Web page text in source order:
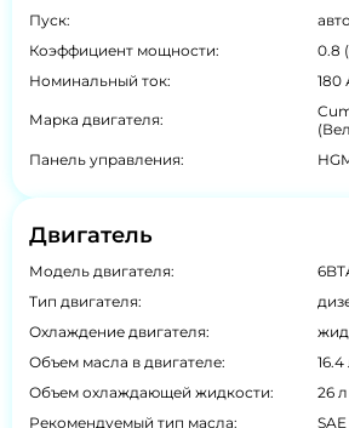
Пуск:
Коэффициент мощности:
0.8
Номинальный ток:
180
Марка двигателя:
Панель управления:
Двигатель
Модель двигателя:
Тип двигателя:
Охлаждение двигателя:
Объем масла в двигателе:
16.4
Объем охлаждающей жидкости:
26 л
Рекомендуемый тип масла: